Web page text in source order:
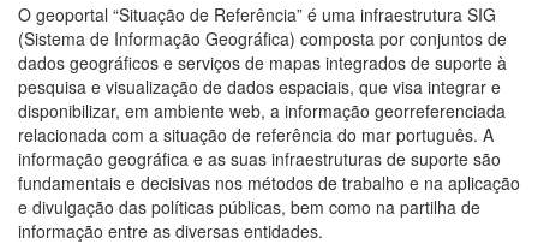
O geoportal “Situação de Referência” é uma infraestrutura SIG
(Sistema de Informação Geográfica) composta por conjuntos de
dados geográficos e serviços de mapas integrados de suporte à
pesquisa e visualização de dados espaciais, que visa integrar e
disponibilizar, em ambiente web, a informação georreferenciada
relacionada com a situação de referência do mar português. A
informação geográfica e as suas infraestruturas de suporte são
fundamentais e decisivas nos métodos de trabalho e na aplicação
e divulgação das políticas públicas, bem como na partilha de
informação entre as diversas entidades.